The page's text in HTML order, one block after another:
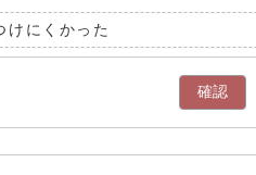
けにくかった
確認